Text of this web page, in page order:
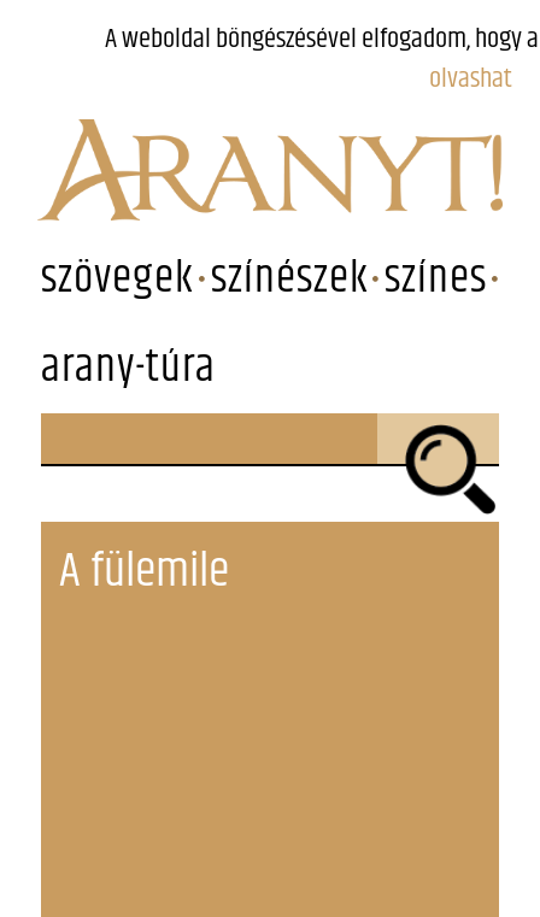
szövegek színészek színes
arany-túra
A fülemile
A weboldal böngészésével elfogadom, hogy
olvashat